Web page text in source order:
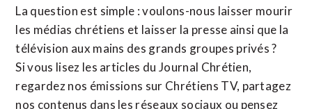
La question est simple : voulons-nous laisser mourir
les médias chrétiens et laisser la presse ainsi que la
télévision aux mains des grands groupes privés ?
Si vous lisez les articles du Journal Chrétien,
regardez nos émissions sur Chrétiens TV, partagez
nos contenus dans les réseaux sociaux ou pensez